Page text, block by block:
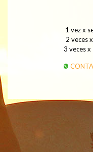
1 vez
2
3 veces